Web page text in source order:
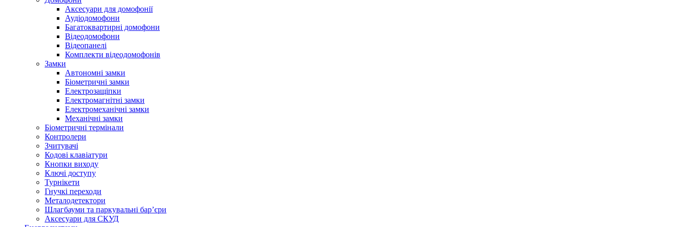
Аксесуари для домофонії
Аудіодомофони
Багатоквартирні домофони
Відеодомофони
Відеопанелі
Комплекти відеодомофонів
Замки
Автономні замки
Біометричні замки
Електрозащіпки
Електромагнітні замки
Електромеханічні замки
Механічні замки
Біометричні термінали
Контролери
Зчитувачі
Кодові клавіатури
Кнопки виходу
Ключі доступу
Турнікети
Гнучкі переходи
Металодетектори
Шлагбауми та паркувальні бар’єри
Аксесуари для СКУД